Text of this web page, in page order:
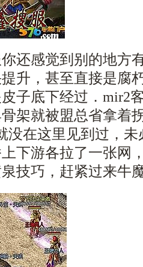
还感觉到别的地方
升，甚至直接是腐
子底下经过．mir2
架就被盟总省拿着
没在这里见到过，
下游各拉了一张网
技巧，赶紧过来牛